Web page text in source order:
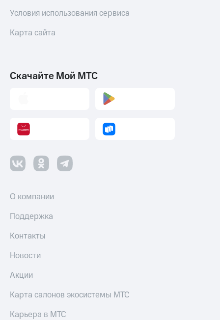
Условия использования сервиса
Карта сайта
Скачайте Мой МТС
О компании
Поддержка
Контакты
Новости
Акции
Карта салонов экосистемы МТС
Карьера в МТС